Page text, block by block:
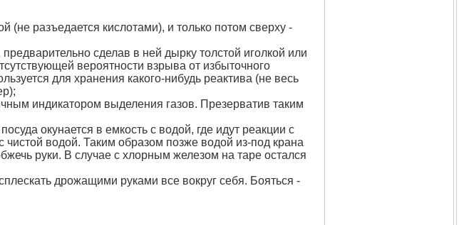
(не разъедается кислотами), и только потом сверху -
сделав в ней дырку толстой иголкой или
вероятности взрыва от избыточного
для хранения какого-нибудь реактива (не весь
индикатором выделения газов. Презерватив таким
окунается в емкость с водой, где идут реакции с
водой. Таким образом позже водой из-под крана
руки. В случае с хлорным железом на таре остался
дрожащими руками все вокруг себя. Бояться -